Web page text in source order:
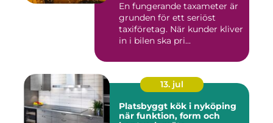
En fungerande taxameter är
grunden för ett seriöst
taxiföretag. När kunder kliver
in i bilen ska pri...
13. jul
Platsbyggt kök i nyköping
när funktion, form och